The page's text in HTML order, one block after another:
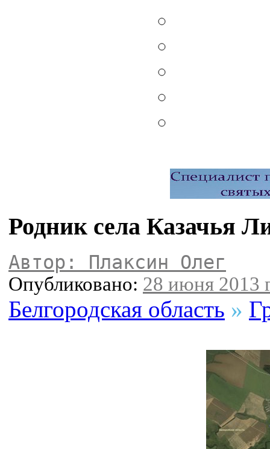
Родник села Казачья
Автор: Плаксин Олег
Опубликовано: 28 июня 2013
Белгородская область »